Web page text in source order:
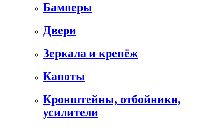
Бамперы
Двери
Зеркала и крепёж
Капоты
Кронштейны, отбойники,
усилители